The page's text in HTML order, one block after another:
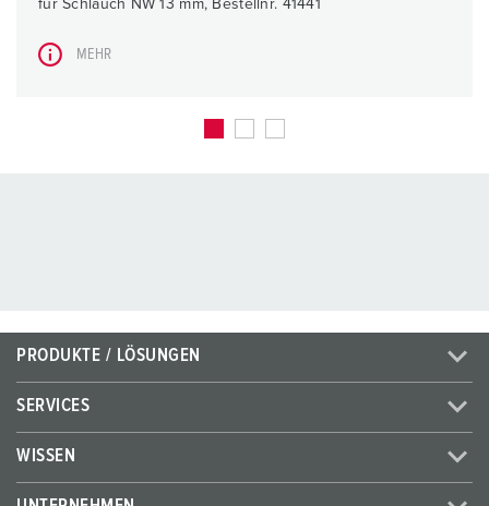
für Schlauch NW 13 mm, Bestellnr. 41441
MEHR
PRODUKTE / LÖSUNGEN
SERVICES
WISSEN